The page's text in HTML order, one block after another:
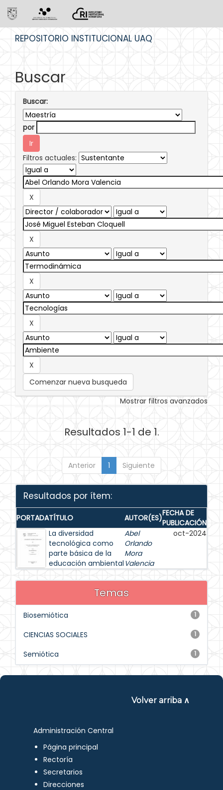
REPOSITORIO INSTITUCIONAL UAQ
Buscar
Buscar:
por
Filtros actuales:
Comenzar nueva busqueda
Mostrar filtros avanzados
Resultados 1-1 de 1.
Anterior 1 Siguiente
Resultados por ítem:
PORTADATÍTULO AUTOR(ES)FECHA DE
PUBLICACIÓN
La diversidad
tecnológica como
parte básica de la
educación ambiental
Abel
Orlando
Mora
Valencia
oct-2024
Temas
1
Biosemiótica
1
CIENCIAS SOCIALES
1
Semiótica
Volver arriba ∧
Administración Central
Página principal
Rectoría
Secretarios
Direcciones